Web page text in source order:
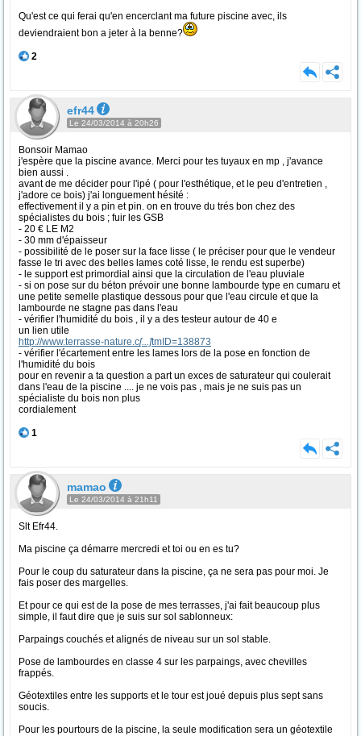
Qu'est ce qui ferai qu'en encerclant ma future piscine avec, ils
deviendraient bon a jeter à la benne?
2
efr44
Le 24/03/2014 à 20h26
Bonsoir Mamao
j'espère que la piscine avance. Merci pour tes tuyaux en mp , j'avance
bien aussi .
avant de me décider pour l'ipé ( pour l'esthétique, et le peu d'entretien ,
j'adore ce bois) j'ai longuement hésité :
effectivement il y a pin et pin. on en trouve du trés bon chez des
spécialistes du bois ; fuir les GSB
- 20 € LE M2
- 30 mm d'épaisseur
- possibilité de le poser sur la face lisse ( le préciser pour que le vendeur
fasse le tri avec des belles lames coté lisse, le rendu est superbe)
- le support est primordial ainsi que la circulation de l'eau pluviale
- si on pose sur du béton prévoir une bonne lambourde type en cumaru et
une petite semelle plastique dessous pour que l'eau circule et que la
lambourde ne stagne pas dans l'eau
- vérifier l'humidité du bois , il y a des testeur autour de 40 e
un lien utile
http://www.terrasse-nature.c[...]tmID=138873
- vérifier l'écartement entre les lames lors de la pose en fonction de
l'humidité du bois
pour en revenir a ta question a part un exces de saturateur qui coulerait
dans l'eau de la piscine .... je ne vois pas , mais je ne suis pas un
spécialiste du bois non plus
cordialement
1
mamao
Le 24/03/2014 à 21h11
Slt Efr44.
Ma piscine ça démarre mercredi et toi ou en es tu?
Pour le coup du saturateur dans la piscine, ça ne sera pas pour moi. Je
fais poser des margelles.
Et pour ce qui est de la pose de mes terrasses, j'ai fait beaucoup plus
simple, il faut dire que je suis sur sol sablonneux:
Parpaings couchés et alignés de niveau sur un sol stable.
Pose de lambourdes en classe 4 sur les parpaings, avec chevilles
frappés.
Géotextiles entre les supports et le tour est joué depuis plus sept sans
soucis.
Pour les pourtours de la piscine, la seule modification sera un géotextile